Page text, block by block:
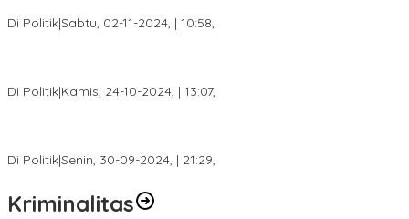
Di Politik|Sabtu, 02-11-2024, | 10:58,
Di Politik|Kamis, 24-10-2024, | 13:07,
Di Politik|Senin, 30-09-2024, | 21:29,
Kriminalitas